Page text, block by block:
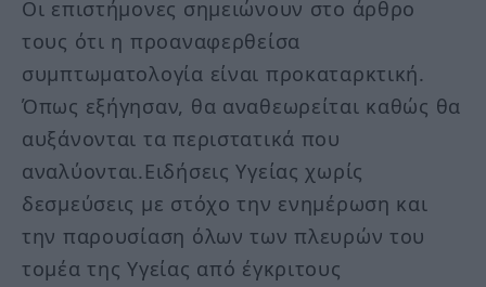
Οι επιστήμονες σημειώνουν στο άρθρο
τους ότι η προαναφερθείσα
συμπτωματολογία είναι προκαταρκτική.
Όπως εξήγησαν, θα αναθεωρείται καθώς θα
αυξάνονται τα περιστατικά που
αναλύονται.Ειδήσεις Υγείας χωρίς
δεσμεύσεις με στόχο την ενημέρωση και
την παρουσίαση όλων των πλευρών του
τομέα της Υγείας από έγκριτους